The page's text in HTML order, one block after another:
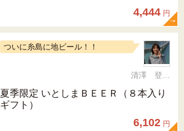
4,444 円
ついに糸島に地ビール！！
清澤 登希子
夏季限定 いとしまＢＥＥＲ（８本入り
ギフト）
6,102 円